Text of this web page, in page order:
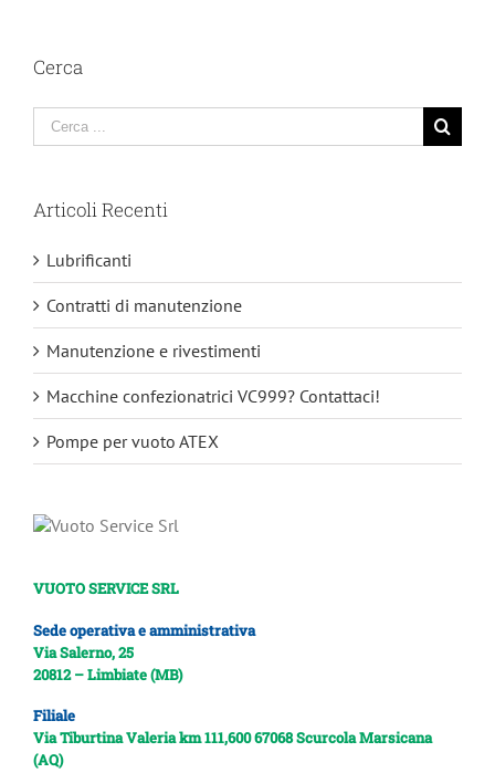
Cerca
Cerca
per:
Articoli Recenti
Lubrificanti
Contratti di manutenzione
Manutenzione e rivestimenti
Macchine confezionatrici VC999? Contattaci!
Pompe per vuoto ATEX
VUOTO SERVICE SRL
Sede operativa e amministrativa
Via Salerno, 25
20812 – Limbiate (MB)
Filiale
Via Tiburtina Valeria km 111,60067068 Scurcola Marsicana
(AQ)